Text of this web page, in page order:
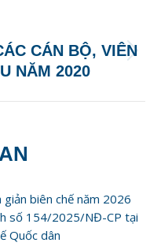
CÁN BỘ, VIÊN
NĂM 2020
giản biên chế năm 2026
số 154/2025/NĐ-CP tại
Quốc dân